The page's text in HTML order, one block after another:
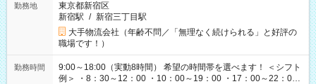
勤務地
東京都新宿区
新宿駅 / 新宿三丁目駅
大手物流会社（年齢不問／「無理なく続けられる」と好評の
職場です！）
勤務時間
9:00～18:00（実動8時間） 希望の時間帯を選べます！ ＜シフト
例＞ ・8：30～12：00 ・10：00～19：00 ・17：00～22：00